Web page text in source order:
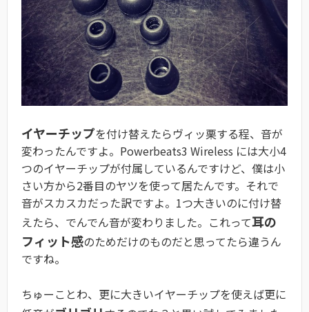
イヤーチップを付け替えたらヴィッ栗する程、音が
変わったんですよ。Powerbeats3 Wireless には大小4
つのイヤーチップが付属しているんですけど、僕は小
さい方から2番目のヤツを使って居たんです。それで
音がスカスカだった訳ですよ。1つ大きいのに付け替
えたら、でんでん音が変わりました。これって耳の
フィット感のためだけのものだと思ってたら違うん
ですね。
ちゅーことわ、更に大きいイヤーチップを使えば更に